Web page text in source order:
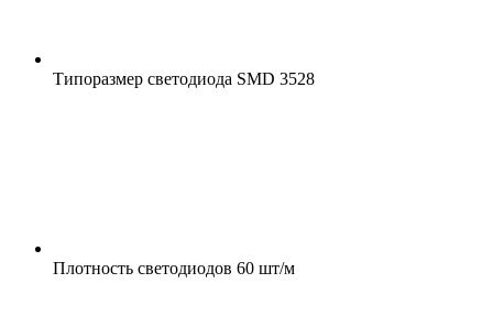
Типоразмер светодиода SMD 3528
Плотность светодиодов 60 шт/м